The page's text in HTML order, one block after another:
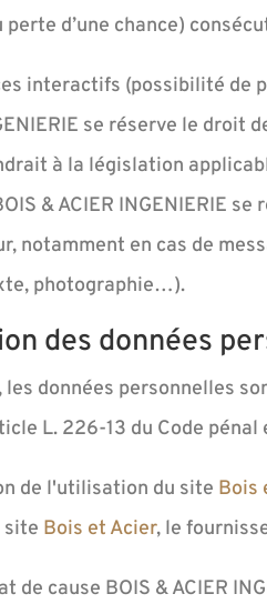
perte d’une chance)
interactifs (possibilité de
se réserve le droit
à la législation
& ACIER INGENIERIE
notamment en cas de
photographie…).
des données
les données personnelles
L. 226-13 du Code
de l'utilisation du site Bois
site Bois et Acier, le
de cause BOIS & ACIER